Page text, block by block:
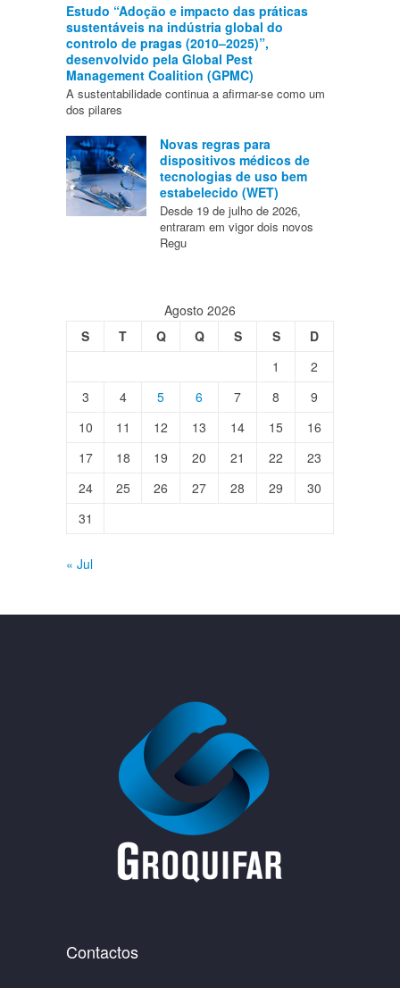
Estudo “Adoção e impacto das práticas
sustentáveis na indústria global do
controlo de pragas (2010–2025)”,
desenvolvido pela Global Pest
Management Coalition (GPMC)
A sustentabilidade continua a afirmar-se como um
dos pilares
Novas regras para
dispositivos médicos de
tecnologias de uso bem
estabelecido (WET)
Desde 19 de julho de 2026,
entraram em vigor dois novos
Regu
Agosto 2026
S
T Q Q S S
D
1
2
3
4 5 6 7 8
9
10
11 12 13 14 15
16
17
18 19 20 21 22
23
24
25 26 27 28 29
30
31
« Jul
Contactos